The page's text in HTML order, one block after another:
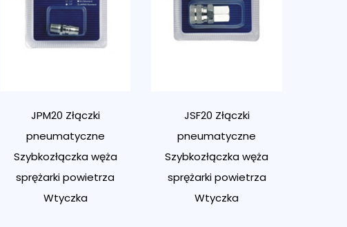
JPM20 Złączki
pneumatyczne
Szybkozłączka węża
sprężarki powietrza
Wtyczka
JSF20 Złączki
pneumatyczne
Szybkozłączka węża
sprężarki powietrza
Wtyczka